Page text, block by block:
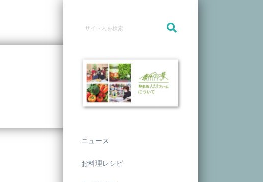
ニュース
お料理レシピ